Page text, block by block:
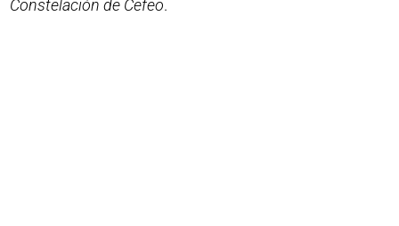
Constelación de Cefeo.